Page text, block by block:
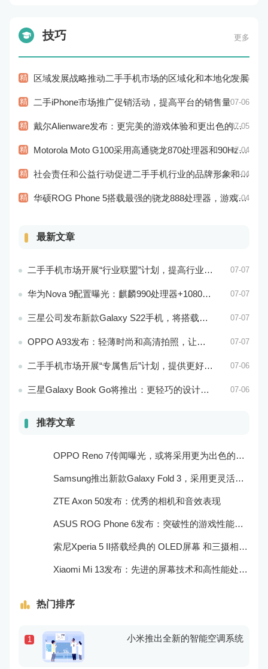
技巧 更多
精 区域发展战略推动二手手机市场的区域化和本地化发展
07-06
精 二手iPhone市场推广促销活动，提高平台的销售量07-06
精 戴尔Alienware发布：更完美的游戏体验和更出色的性能07-05
精 Motorola Moto G100采用高通骁龙870处理器和90Hz显示屏：性能和显示效果俱佳07-04
精 社会责任和公益行动促进二手手机行业的品牌形象和社会认知07-04
精 华硕ROG Phone 5搭载最强的骁龙888处理器，游戏性能超强07-04
最新文章
二手手机市场开展“行业联盟”计划，提高行业竞争力 07-07
华为Nova 9配置曝光：麒麟990处理器+1080p屏幕 07-07
三星公司发布新款Galaxy S22手机，将搭载最新的Exynos 2200处理器 07-07
OPPO A93发布：轻薄时尚和高清拍照，让你拥有更加美好的手机生活！ 07-07
二手手机市场开展“专属售后”计划，提供更好的服务保障 07-06
三星Galaxy Book Go将推出：更轻巧的设计和更好的电池续航能力 07-06
推荐文章
OPPO Reno 7传闻曝光，或将采用更为出色的摄像头和实用功能
Samsung推出新款Galaxy Fold 3，采用更灵活的折叠屏技术和更高效的处理器
ZTE Axon 50发布：优秀的相机和音效表现
ASUS ROG Phone 6发布：突破性的游戏性能和出众的音频效果
索尼Xperia 5 II搭载经典的 OLED屏幕 和三摄相机，表现非常出色
Xiaomi Mi 13发布：先进的屏幕技术和高性能处理器
热门排序
1 小米推出全新的智能空调系统